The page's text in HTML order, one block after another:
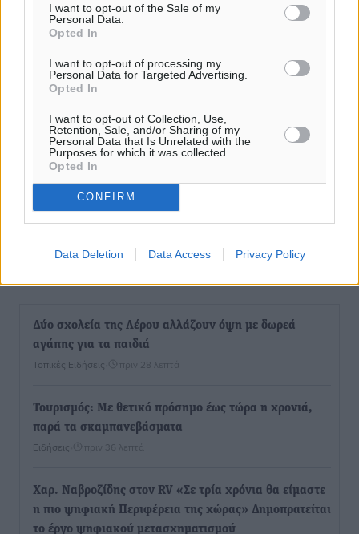
I want to opt-out of the Sale of my
Personal Data.
Opted In
I want to opt-out of processing my
Personal Data for Targeted Advertising.
Opted In
I want to opt-out of Collection, Use,
Retention, Sale, and/or Sharing of my
Personal Data that Is Unrelated with the
Purposes for which it was collected.
Opted In
CONFIRM
Data Deletion Data Access Privacy Policy
Δύο σχολεία της Λέρου αλλάζουν όψη με δωρεά
αγάπης για τα παιδιά
Τοπικές Ειδήσεις πριν 28 λεπτά
Τουρισμός: Με θετικό πρόσημο έως τώρα η χρονιά,
παρά τα σκαμπανεβάσματα
Ειδήσεις πριν 36 λεπτά
Χαρ. Ναβροζίδης στον RV «Σε τρία χρόνια θα είμαστε
η πιο ψηφιακή Περιφέρεια της χώρας» Δημοπρατείται
το έργο ψηφιακού μετασχηματισμού